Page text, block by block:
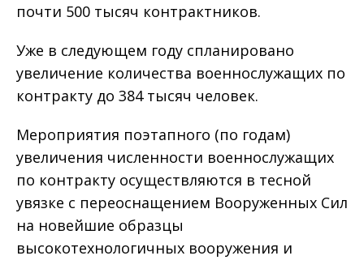
почти 500 тысяч контрактников.
Уже в следующем году спланировано
увеличение количества военнослужащих по
контракту до 384 тысяч человек.
Мероприятия поэтапного (по годам)
увеличения численности военнослужащих
по контракту осуществляются в тесной
увязке с переоснащением Вооруженных Сил
на новейшие образцы
высокотехнологичных вооружения и